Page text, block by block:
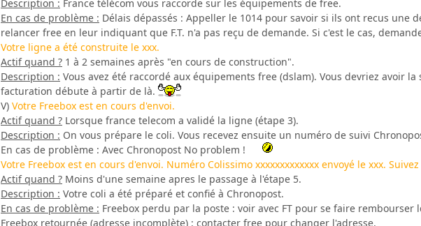
Description : France télécom vous raccorde sur les équipements de free.
En cas de problème : Délais dépassés : Appeller le 1014 pour savoir si ils ont recus une
relancer free en leur indiquant que F.T. n'a pas reçu de demande. Si c'est le cas,
Votre ligne a été construite le xxx.
Actif quand ? 1 à 2 semaines après "en cours de construction".
Description : Vous avez été raccordé aux équipements free (dslam). Vous devriez avoir
facturation débute à partir de là.
V) Votre Freebox est en cours d'envoi.
Actif quand ? Lorsque france telecom a validé la ligne (étape 3).
Description : On vous prépare le coli. Vous recevez ensuite un numéro de suivi
En cas de problème : Avec Chronopost No problem !
Votre Freebox est en cours d'envoi. Numéro Colissimo xxxxxxxxxxxxx envoyé le xxx.
Actif quand ? Moins d'une semaine apres le passage à l'étape 5.
Description : Votre coli a été préparé et confié à Chronopost.
En cas de problème : Freebox perdu par la poste : voir avec FT pour se faire
Freebox retournée (adresse incomplète) : contacter free pour changer l'adresse.